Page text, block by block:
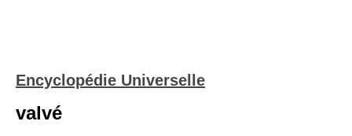
Encyclopédie Universelle
valvé